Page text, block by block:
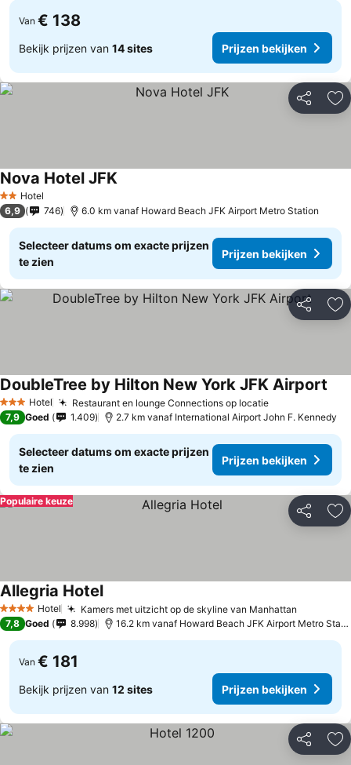
Van € 138
Bekijk prijzen van 14 sites Prijzen bekijken
Delen
2 Sterren
Hotel
Nova Hotel JFK
6,9 746 6.0 km vanaf Howard Beach JFK Airport Metro Station
Selecteer datums om exacte prijzen
te zien
Prijzen bekijken
Delen
3 SterrenHotel Restaurant en lounge Connections op locatie
DoubleTree by Hilton New York JFK Airport
7,9 Goed 1.409 2.7 km vanaf International Airport John F. Kennedy
Selecteer datums om exacte prijzen
te zien
Prijzen bekijken
Delen
Populaire keuze
4 SterrenHotel Kamers met uitzicht op de skyline van Manhattan
Allegria Hotel
7,8 Goed 8.998 16.2 km vanaf Howard Beach JFK Airport Metro Station
Van € 181
Bekijk prijzen van 12 sites Prijzen bekijken
Delen